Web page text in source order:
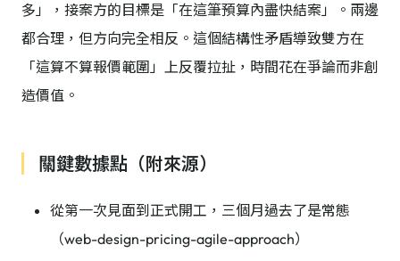
多」，接案方的目標是「在這筆預算內盡快結案」。兩邊
都合理，但方向完全相反。這個結構性矛盾導致雙方在
「這算不算報價範圍」上反覆拉扯，時間花在爭論而非創
造價值。
關鍵數據點（附來源）
從第一次見面到正式開工，三個月過去了是常態
（web-design-pricing-agile-approach）